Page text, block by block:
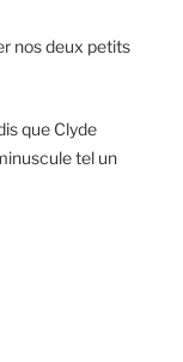
nos deux petits
que Clyde
tel un